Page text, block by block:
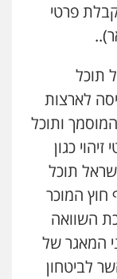
פרטי
תוכל
לארצות
ותוכל
כגון
תוכל
המוכר
השוואה
המאגר של
לביטחון